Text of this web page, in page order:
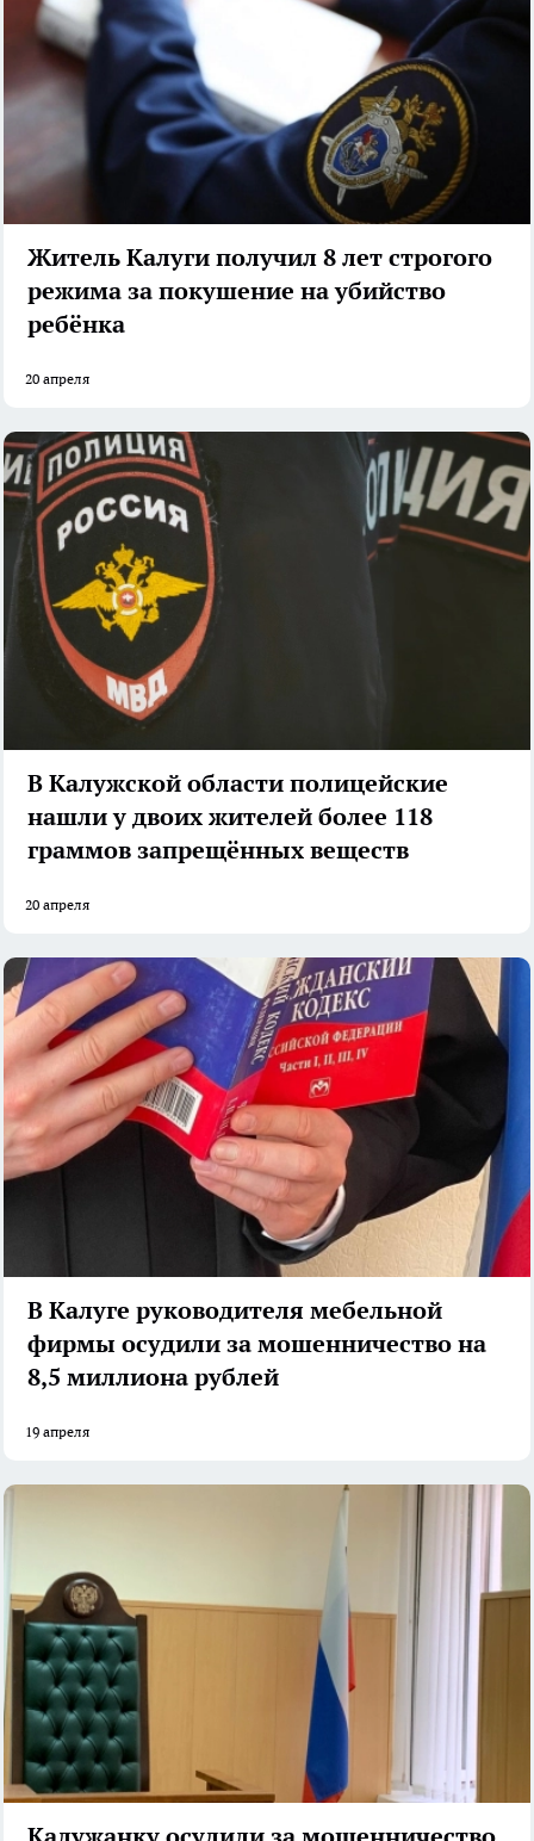
Житель Калуги получил 8 лет строгого
режима за покушение на убийство
ребёнка
20 апреля
В Калужской области полицейские
нашли у двоих жителей более 118
граммов запрещённых веществ
20 апреля
В Калуге руководителя мебельной
фирмы осудили за мошенничество на
8,5 миллиона рублей
19 апреля